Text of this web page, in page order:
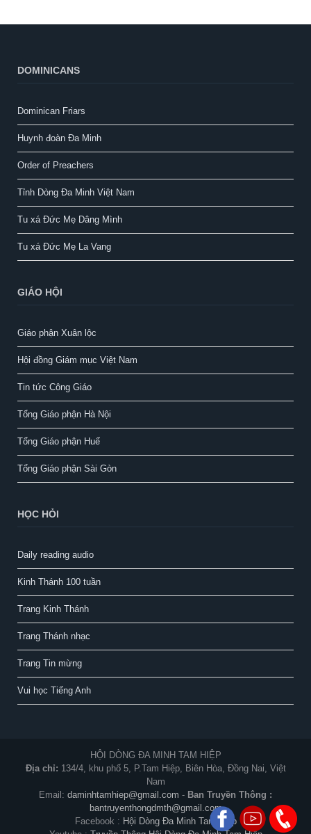
DOMINICANS
Dominican Friars
Huynh đoàn Đa Minh
Order of Preachers
Tỉnh Dòng Đa Minh Việt Nam
Tu xá Đức Mẹ Dâng Mình
Tu xá Đức Mẹ La Vang
GIÁO HỘI
Giáo phận Xuân lộc
Hội đồng Giám mục Việt Nam
Tin tức Công Giáo
Tổng Giáo phận Hà Nội
Tổng Giáo phận Huế
Tổng Giáo phận Sài Gòn
HỌC HỎI
Daily reading audio
Kinh Thánh 100 tuần
Trang Kinh Thánh
Trang Thánh nhạc
Trang Tin mừng
Vui học Tiếng Anh
HỘI DÒNG ĐA MINH TAM HIỆP
Địa chỉ: 134/4, khu phố 5, P.Tam Hiệp, Biên Hòa, Đồng Nai, Việt
Nam
Email: daminhtamhiep@gmail.com - Ban Truyền Thông :
bantruyenthongdmth@gmail.com
Facebook : Hội Dòng Đa Minh Tam Hiệp